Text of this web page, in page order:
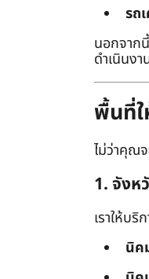
รถ
นอกจาก
ดำเนินง
พื้นที่
ไม่ว่าคุณ
1. จังห
เราให้บ
นิค